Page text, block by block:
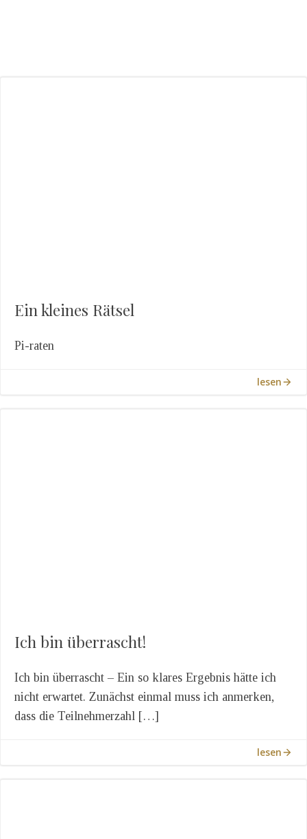
Ein kleines Rätsel
Pi-raten
lesen
Ich bin überrascht!
Ich bin überrascht – Ein so klares Ergebnis hätte ich
nicht erwartet. Zunächst einmal muss ich anmerken,
dass die Teilnehmerzahl […]
lesen